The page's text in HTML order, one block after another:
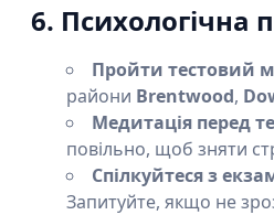
6. Психологічна
Пройти тестовий
райони Brentwood,
Медитація перед
повільно, щоб зняти
Спілкуйтеся з
Запитуйте, якщо не